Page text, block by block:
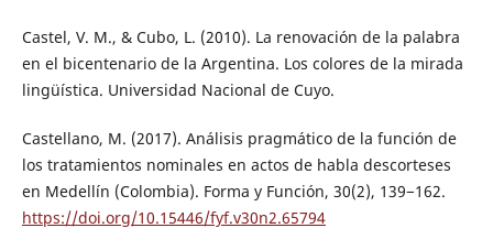
Castel, V. M., & Cubo, L. (2010). La renovación de la palabra
en el bicentenario de la Argentina. Los colores de la mirada
lingüística. Universidad Nacional de Cuyo.
Castellano, M. (2017). Análisis pragmático de la función de
los tratamientos nominales en actos de habla descorteses
en Medellín (Colombia). Forma y Función, 30(2), 139−162.
https://doi.org/10.15446/fyf.v30n2.65794